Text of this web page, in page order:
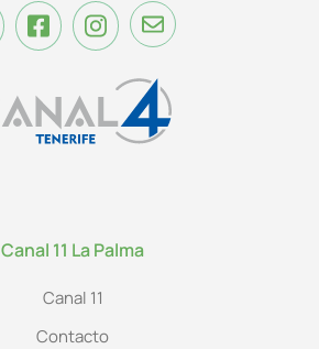
Canal 11 La Palma
Canal 11
Contacto